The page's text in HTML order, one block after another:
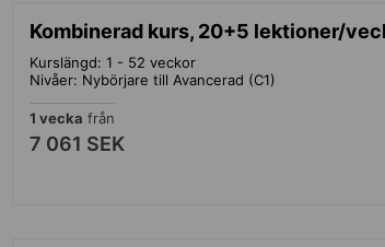
Kombinerad kurs, 20+5 lektioner/
Kurslängd: 1 - 52 veckor
Nivåer: Nybörjare till Avancerad (C1)
1 vecka från
7 061 SEK